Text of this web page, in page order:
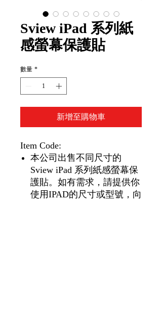
Sview iPad 系列紙
感螢幕保護貼
數量 *
新增至購物車
Item Code:
本公司出售不同尺寸的
Sview iPad 系列紙感螢幕保
護貼。如有需求，請提供你
使用IPAD的尺寸或型號，向